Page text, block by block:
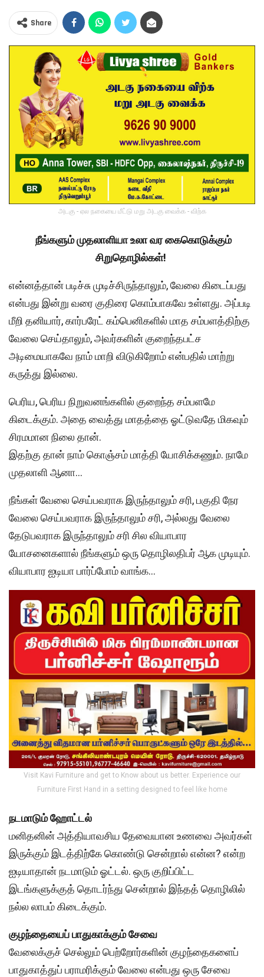
Share
அடகு - ஏல நகையை மீட்டு மறு அடகு வைக்க - விற்க
நீங்களும் முதலாளியா உலா வர கைகொடுக்கும்
சிறுதொழில்கள்!
என்னத்தான் படிச்சு முடிச்சிருந்தாலும், வேலை கிடைப்பது
என்பது இன்று வரை குதிரை கொம்பாகவே உள்ளது. அப்படி
மீறி தனியார், கார்பரேட் கம்பெனிகளில் மாத சம்பளத்திற்கு
வேலை செய்தாலும், அவர்களின் குறைந்தபட்ச
அடிமையாகவே நாம் மாறி விடுகிறோம் என்பதில் மாற்று
கருத்து இல்லை.
பெரிய, பெரிய நிறுவனங்களில் குறைந்த சம்பளமே
கிடைக்கும். அதை வைத்து மாதத்தை ஓட்டுவதே மிகவும்
சிரமமான நிலை தான்.
இதற்கு தான் நாம் கொஞ்சம் மாத்தி யோசிக்கணும். நாமே
முதலாளி ஆனா…
நீங்கள் வேலை செய்பவராக இருந்தாலும் சரி, பகுதி நேர
வேலை செய்பவராக இருந்தாலும் சரி, அல்லது வேலை
தேடுபவராக இருந்தாலும் சரி சில வியாபார
யோசனைகளால் நீங்களும் ஒரு தொழிலதிபர் ஆக முடியும்.
வியாபார ஐடியா பார்ப்போம் வாங்க…
Visit Kavi Furniture and get to Know about us better. Experience our
Furniture First Hand in a setting designed to feel like home
நடமாடும் ஹோட்டல்
மனிதனின் அத்தியாவசிய தேவையான உணவை அவர்கள்
இருக்கும் இடத்திற்கே கொண்டு சென்றால் என்ன? என்ற
ஐடியாதான் நடமாடும் ஓட்டல். ஒரு குறிப்பிட்ட
இடங்களுக்குத் தொடர்ந்து சென்றால் இந்தத் தொழிலில்
நல்ல லாபம் கிடைக்கும்.
குழந்தையைப் பாதுகாக்கும் சேவை
வேலைக்குச் செல்லும் பெற்றோர்களின் குழந்தைகளைப்
பாதுகாத்துப் பராமரிக்கும் வேலை என்பது ஒரு சேவை